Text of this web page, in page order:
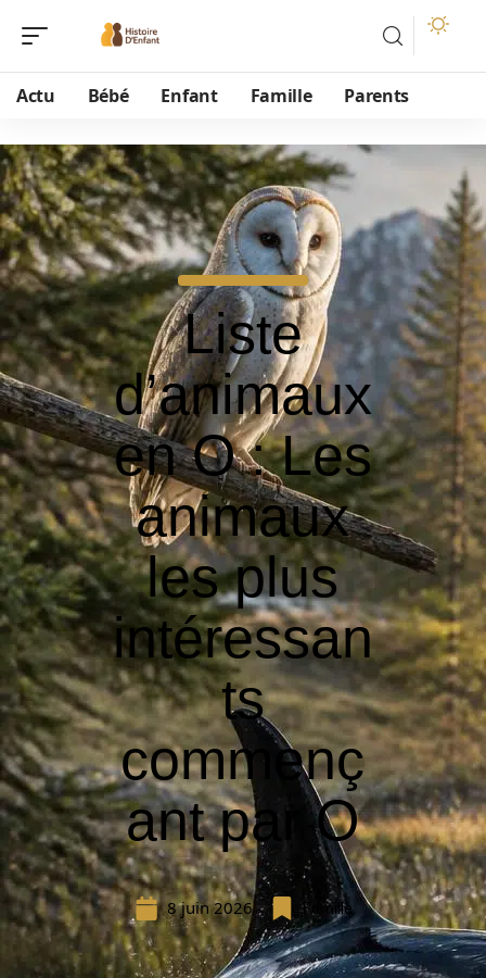
Actu Bébé Enfant Famille Parents
Liste
d’animaux
en O : Les
animaux
les plus
intéressan
ts
commenç
ant par O
8 juin 2026 Famille